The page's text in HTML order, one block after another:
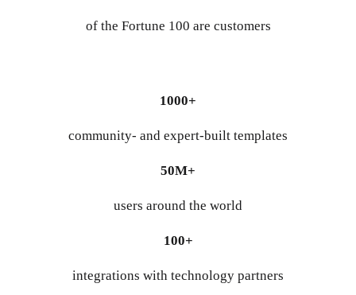
of the Fortune 100 are customers
1000+
community- and expert-built templates
50M+
users around the world
100+
integrations with technology partners